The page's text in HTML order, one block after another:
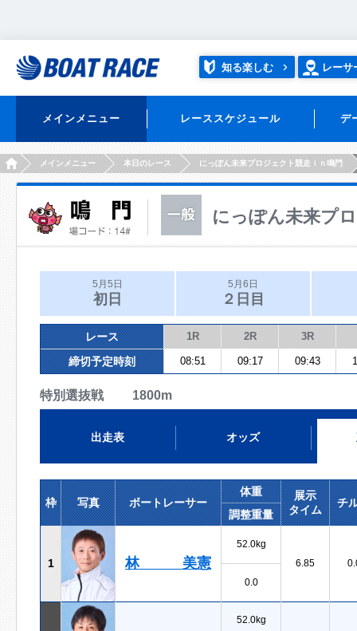
知る楽しむ レーサ
メインメニュー レーススケジュール デ
HOMEメインメニュー 本日のレース にっぽん未来プロジェクト競走ｉｎ鳴門
にっぽん未来プ
5月5日
初日
5月6日
２日目
レース 1R 2R 3R
締切予定時刻 08:51 09:17 09:43
特別選抜戦 1800m
出走表 オッズ
枠 写真 ボートレーサー
体重
展示
タイム
チ
調整重量
1 林 美憲
52.0kg
6.85
0.0
52.0kg